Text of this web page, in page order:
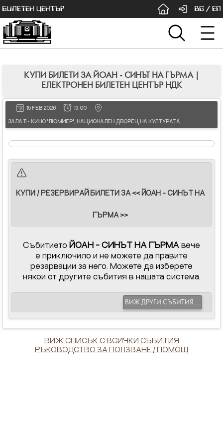
БИЛЕТЕН ЦЕНТЪР BG / EN
КУПИ БИЛЕТИ ЗА ЙОАН - СИНЪТ НА ГЪРМА |
ЕЛЕКТРОНЕН БИЛЕТЕН ЦЕНТЪР НДК
15 FEB 2026 19:00
ЗАЛА 11 - КИНО "ЛЮМИЕР", НАЦИОНАЛЕН ДВОРЕЦ НА КУЛТУРАТА
КУПИ / РЕЗЕРВИРАЙ БИЛЕТИ ЗА << ЙОАН - СИНЪТ НА
ГЪРМА >>
Събитието ЙОАН - СИНЪТ НА ГЪРМАвече
е приключило и не можете да правите
резарвации за него. Можете да изберете
някои от другите събития в нашата система.
ВИЖ ДРУГИ СЪБИТИЯ...
ВИЖ СПИСЪК С ВСИЧКИ СЪБИТИЯ
РЪКОВОДСТВО ЗА ПОЛЗВАНЕ / ПОМОЩ